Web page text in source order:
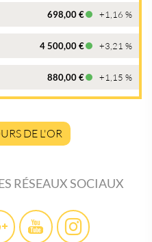
698,00 € +1,16 %
4 500,00 € +3,21 %
880,00 € +1,15 %
DE L'OR
RÉSEAUX SOCIAUX